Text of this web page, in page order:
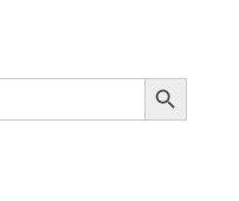
Search Button